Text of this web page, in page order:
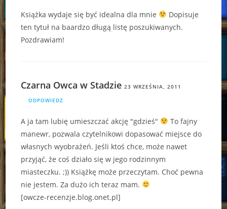
Książka wydaje się być idealna dla mnie
Dopisuje
ten tytuł na baardzo długą listę poszukiwanych.
Pozdrawiam!
Czarna Owca w Stadzie 23 WRZEŚNIA, 2011
ODPOWIEDZ
A ja tam lubię umieszczać akcję "gdzieś"
To fajny
manewr, pozwala czytelnikowi dopasować miejsce do
własnych wyobrażeń. Jeśli ktoś chce, może nawet
przyjąć, że coś działo się w jego rodzinnym
miasteczku. ;)) Książkę może przeczytam. Choć pewna
nie jestem. Za dużo ich teraz mam.
[owcze-recenzje.blog.onet.pl]